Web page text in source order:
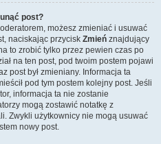
post?
możesz zmieniać i usuwać
naciskając przycisk Zmień znajdujący
to zrobić tylko przez pewien czas po
na ten post, pod twoim postem pojawi
post był zmieniany. Informacja ta
pod tym postem kolejny post. Jeśli
informacja ta nie zostanie
mogą zostawić notatkę z
Zwykli użytkownicy nie mogą usuwać
nowy post.